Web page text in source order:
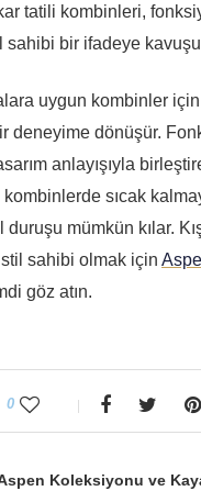
tatili kombinleri,
sahibi bir ifadeye
uygun kombinler için
deneyime dönüşür.
anlayışıyla
sıcak
mümkün kılar.
sahibi olmak için
göz atın.
0
Koleksiyonu ve